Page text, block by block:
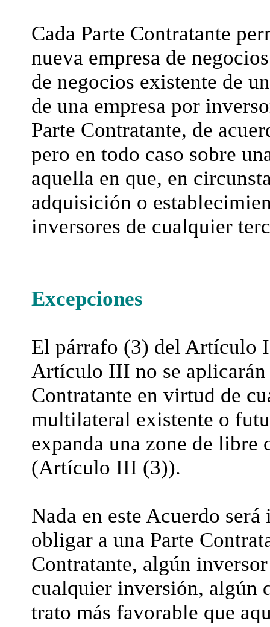
Cada Parte Contratante
nueva empresa de
de negocios existente de
de una empresa por
Parte Contratante, de
pero en todo caso sobre
aquella en que, en
adquisición o
inversores de cualquier
Excepciones
El párrafo (3) del Artículo
Artículo III no se aplicarán
Contratante en virtud de
multilateral existente o
expanda una zone de libre
(Artículo III (3)).
Nada en este Acuerdo
obligar a una Parte
Contratante, algún
cualquier inversión, algún
trato más favorable que